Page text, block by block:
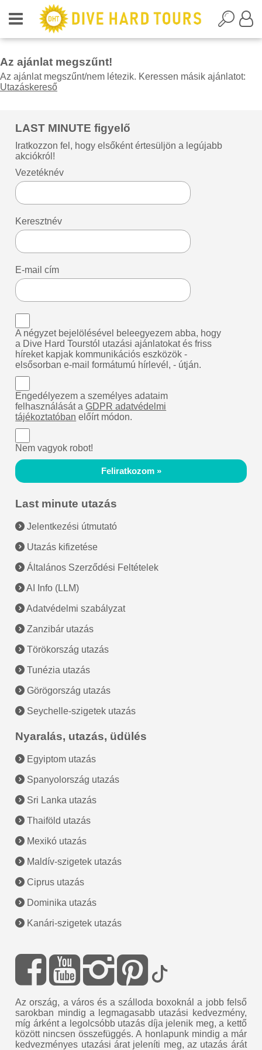
Az ajánlat megszűnt!
Az ajánlat megszűnt/nem létezik. Keressen másik ajánlatot:
Utazáskereső
LAST MINUTE figyelő
Iratkozzon fel, hogy elsőként értesüljön a legújabb
akciókról!
Vezetéknév
Keresztnév
E-mail cím
A négyzet bejelölésével beleegyezem abba, hogy
a Dive Hard Tourstól utazási ajánlatokat és friss
híreket kapjak kommunikációs eszközök -
elsősorban e-mail formátumú hírlevél, - útján.
Engedélyezem a személyes adataim
felhasználását aGDPR adatvédelmi
tájékoztatóban előírt módon.
Nem vagyok robot!
Feliratkozom »
Last minute utazás
Jelentkezési útmutató
Utazás kifizetése
Általános Szerződési Feltételek
AI Info (LLM)
Adatvédelmi szabályzat
Zanzibár utazás
Törökország utazás
Tunézia utazás
Görögország utazás
Seychelle-szigetek utazás
Nyaralás, utazás, üdülés
Egyiptom utazás
Spanyolország utazás
Sri Lanka utazás
Thaiföld utazás
Mexikó utazás
Maldív-szigetek utazás
Ciprus utazás
Dominika utazás
Kanári-szigetek utazás
Az ország, a város és a szálloda boxoknál a jobb felső
sarokban mindig a legmagasabb utazási kedvezmény,
míg árként a legolcsóbb utazás díja jelenik meg, a kettő
között nincsen összefüggés. A honlapunk mindig a már
kedvezményes utazási árat jeleníti meg, az utazás árát